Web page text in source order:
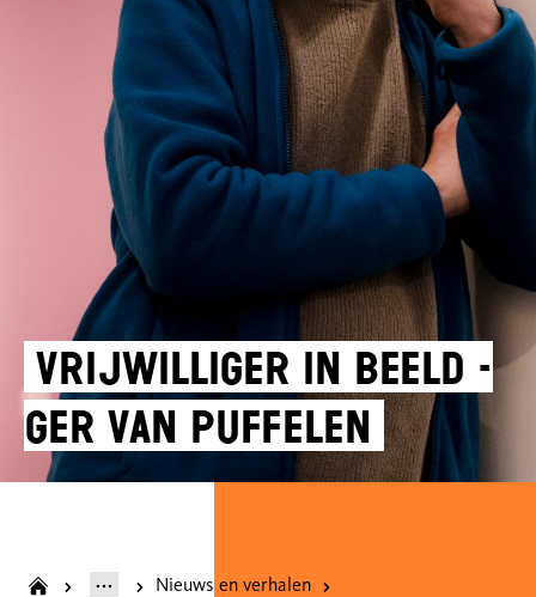
Vrijwilliger in beeld -
Ger van Puffelen
Nieuws en verhalen